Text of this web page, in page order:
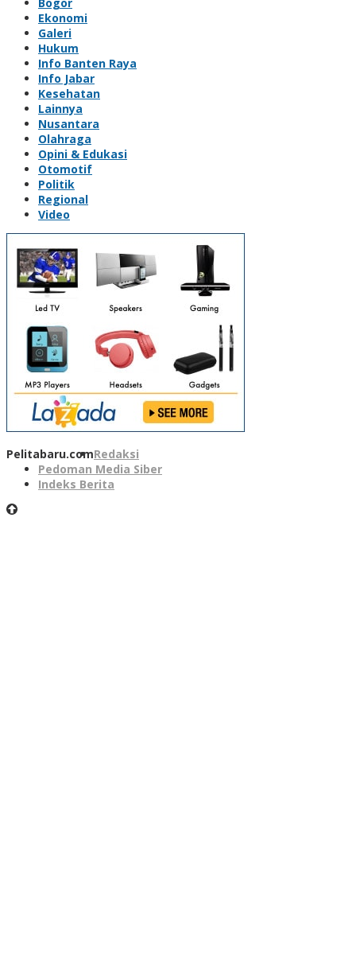
Ekonomi
Galeri
Hukum
Info Banten Raya
Info Jabar
Kesehatan
Lainnya
Nusantara
Olahraga
Opini & Edukasi
Otomotif
Politik
Regional
Video
Pelitabaru.comRedaksi
Pedoman Media Siber
Indeks Berita